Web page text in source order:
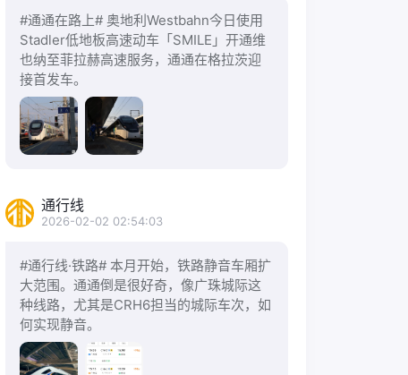
#通通在路上# 奥地利Westbahn今日使用
Stadler低地板高速动车「SMILE」开通维
也纳至菲拉赫高速服务，通通在格拉茨迎
接首发车。
通行线
2026-02-02 02:54:03
#通行线·铁路# 本月开始，铁路静音车厢扩
大范围。通通倒是很好奇，像广珠城际这
种线路，尤其是CRH6担当的城际车次，如
何实现静音。